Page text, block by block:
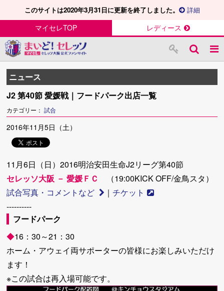
このサイトは2020年3月31日に更新を終了しました。 詳細
マイセレTOP レディース
ニュース
J2 第40節 愛媛戦｜フードパーク出店一覧
カテゴリー：試合
2016年11月5日（土）
11月6日（日）2016明治安田生命J2リーグ第40節
セレッソ大阪 － 愛媛ＦＣ
（19:00KICK OFF/金鳥スタ）
試合写真・コメントなど
｜チケット
----------
フードパーク
◆16：30～21：30
ホーム・アウェイ両サポーターの皆様にお楽しみいただけ
ます！
※この試合は再入場可能です。